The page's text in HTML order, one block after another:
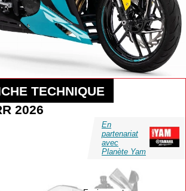
TECHNIQUE
2026
En
partenariat
avec
Planète Yam